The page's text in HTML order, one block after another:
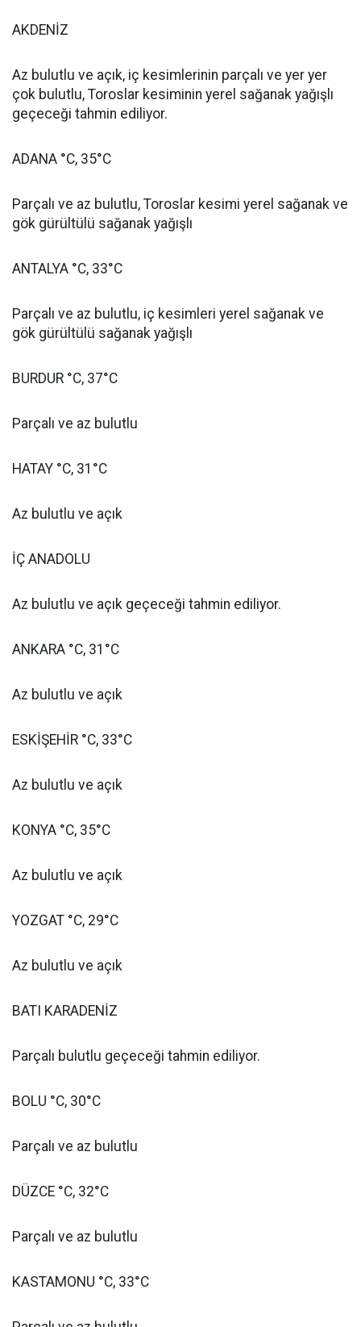
AKDENİZ
Az bulutlu ve açık, iç kesimlerinin parçalı ve yer yer
çok bulutlu, Toroslar kesiminin yerel sağanak yağışlı
geçeceği tahmin ediliyor.
ADANA °C, 35°C
Parçalı ve az bulutlu, Toroslar kesimi yerel sağanak ve
gök gürültülü sağanak yağışlı
ANTALYA °C, 33°C
Parçalı ve az bulutlu, iç kesimleri yerel sağanak ve
gök gürültülü sağanak yağışlı
BURDUR °C, 37°C
Parçalı ve az bulutlu
HATAY °C, 31°C
Az bulutlu ve açık
İÇ ANADOLU
Az bulutlu ve açık geçeceği tahmin ediliyor.
ANKARA °C, 31°C
Az bulutlu ve açık
ESKİŞEHİR °C, 33°C
Az bulutlu ve açık
KONYA °C, 35°C
Az bulutlu ve açık
YOZGAT °C, 29°C
Az bulutlu ve açık
BATI KARADENİZ
Parçalı bulutlu geçeceği tahmin ediliyor.
BOLU °C, 30°C
Parçalı ve az bulutlu
DÜZCE °C, 32°C
Parçalı ve az bulutlu
KASTAMONU °C, 33°C